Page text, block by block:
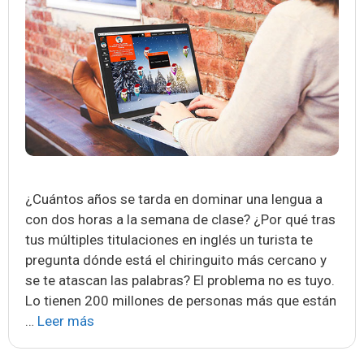
¿Cuántos años se tarda en dominar una lengua a
con dos horas a la semana de clase? ¿Por qué tras
tus múltiples titulaciones en inglés un turista te
pregunta dónde está el chiringuito más cercano y
se te atascan las palabras? El problema no es tuyo.
Lo tienen 200 millones de personas más que están
… Leer más